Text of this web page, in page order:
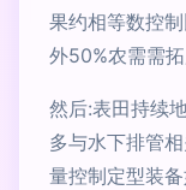
果约相等数控
外50%农需需
然后:表田持续
多与水下排管
量控制定型装